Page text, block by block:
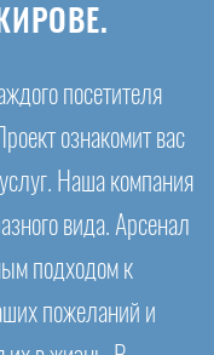
посетителя
ознакомит вас
Наша компания
вида. Арсенал
подходом к
пожеланий и